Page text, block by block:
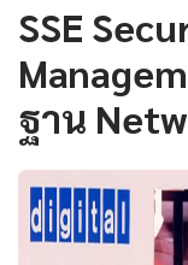
SSE
ฐาน